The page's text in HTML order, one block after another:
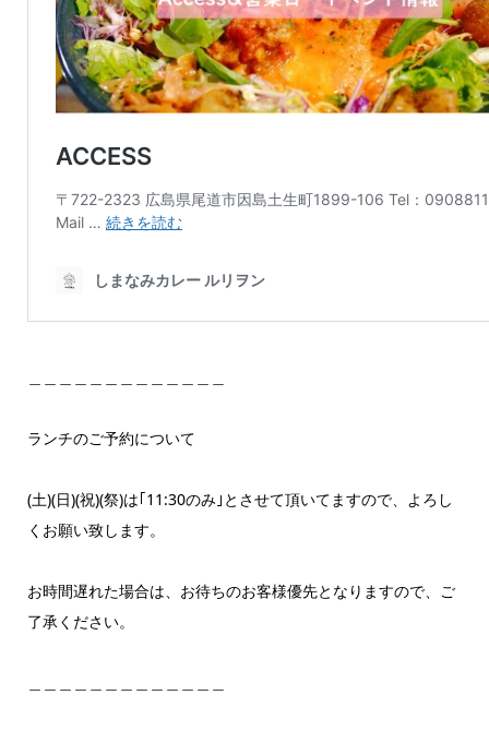
ランチのご予約について
(土)(日)(祝)(祭)は｢11:30のみ｣とさせて頂いてますので、よろし
くお願い致します。
お時間遅れた場合は、お待ちのお客様優先となりますので、ご
了承ください。